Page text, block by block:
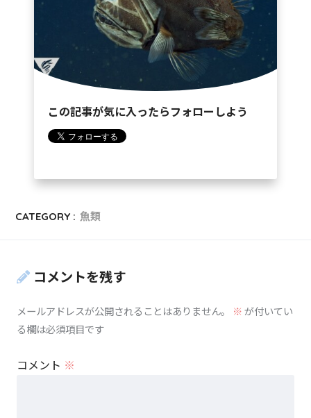
この記事が気に入ったらフォローしよう
CATEGORY : 魚類
コメントを残す
メールアドレスが公開されることはありません。 ※が付いてい
る欄は必須項目です
コメント ※